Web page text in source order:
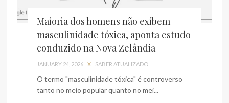
Maioria dos homens não exibem
masculinidade tóxica, aponta estudo
conduzido na Nova Zelândia
JANUARY 24, 2026 X SABER ATUALIZADO
O termo "masculinidade tóxica" é controverso
tanto no meio popular quanto no mei...